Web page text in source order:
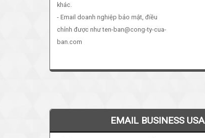
khác.
- Email doanh nghiệp bảo mật, điều
chỉnh được như ten-ban@cong-ty-cua-
ban.com
EMAIL BUSINESS USA